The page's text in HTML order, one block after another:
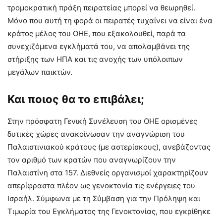
τρομοκρατική πράξη πειρατείας μπορεί να θεωρηθεί.
Μόνο που αυτή τη φορά οι πειρατές τυχαίνει να είναι ένα
κράτος μέλος του ΟΗΕ, που εξακολουθεί, παρά τα
συνεχιζόμενα εγκλήματά του, να απολαμβάνει της
στήριξης των ΗΠΑ και τις ανοχής των υπόλοιπων
μεγάλων παικτών.
Και ποιος θα το επιβάλει;
Στην πρόσφατη Γενική Συνέλευση του ΟΗΕ ορισμένες
δυτικές χώρες ανακοίνωσαν την αναγνώριση του
Παλαιστινιακού κράτους (με αστερίσκους), ανεβάζοντας
τον αριθμό των κρατών που αναγνωρίζουν την
Παλαιστίνη στα 157. Διεθνείς οργανισμοί χαρακτηρίζουν
απερίφραστα πλέον ως γενοκτονία τις ενέργειες του
Ισραήλ. Σύμφωνα με τη Σύμβαση για την Πρόληψη και
Τιμωρία του Εγκλήματος της Γενοκτονίας, που εγκρίθηκε